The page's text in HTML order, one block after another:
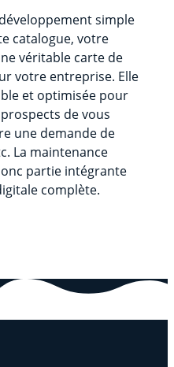
simple
catalogue, votre
véritable carte de
votre entreprise. Elle
et optimisée pour
de vous
une demande de
La maintenance
partie intégrante
complète.